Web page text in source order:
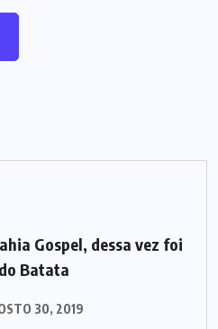
Gospel, dessa vez foi
Batata
30, 2019